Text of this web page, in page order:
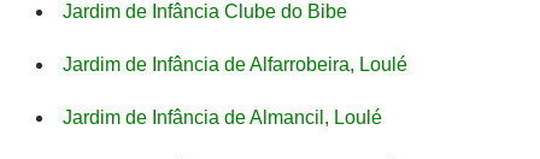
Jardim de Infância Clube do Bibe
Jardim de Infância de Alfarrobeira, Loulé
Jardim de Infância de Almancil, Loulé